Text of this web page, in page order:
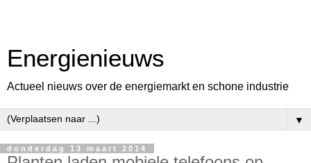
Energienieuws
Actueel nieuws over de energiemarkt en schone industrie
▼
donderdag 13 maart 2014